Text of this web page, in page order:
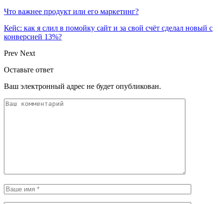
Что важнее продукт или его маркетинг?
Кейс: как я слил в помойку сайт и за свой счёт сделал новый с
конверсией 13%?
Prev Next
Оставьте ответ
Ваш электронный адрес не будет опубликован.